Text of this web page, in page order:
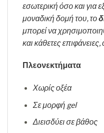
εσωτερική όσο και για
μοναδική δομή του, το
μπορεί να
και κάθετες
Πλεονεκτήματα
Χωρίς οξέα
Σε μορφή gel
Διεισδύει σε βάθος